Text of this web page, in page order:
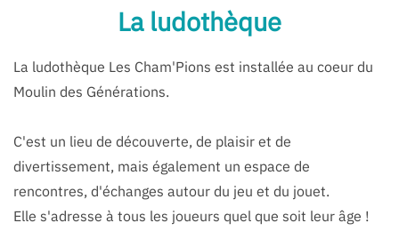
La ludothèque
La ludothèque Les Cham'Pions est installée au coeur du
Moulin des Générations.
C'est un lieu de découverte, de plaisir et de
divertissement, mais également un espace de
rencontres, d'échanges autour du jeu et du jouet.
Elle s'adresse à tous les joueurs quel que soit leur âge !